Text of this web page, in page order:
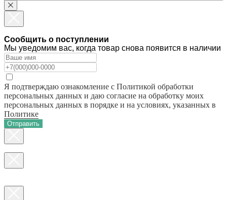
Сообщить о поступлении
Мы уведомим вас, когда товар снова появится в наличии
Я подтверждаю ознакомление с Политикой обработки
персональных данных и даю согласие на обработку моих
персональных данных в порядке и на условиях, указанных в
Политике
Отправить